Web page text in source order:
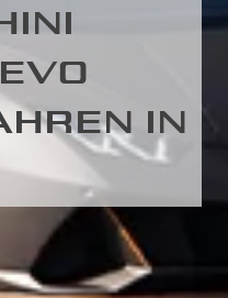
IN